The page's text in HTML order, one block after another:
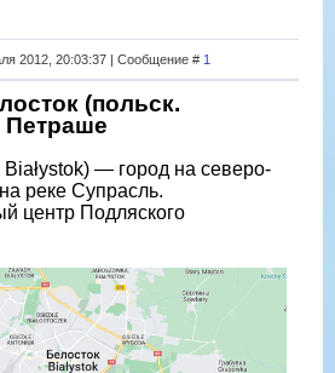
2012, 20:03:37 | Сообщение # 1
(польск.
Петраше
Białystok) — город на северо-
реке Супрасль.
центр Подляского